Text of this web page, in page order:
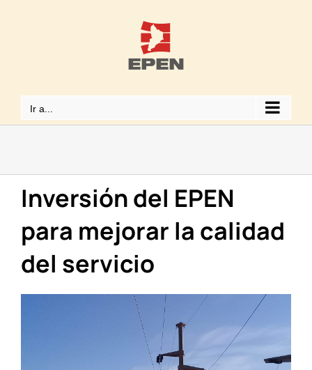
Ir a...
Inversión del EPEN
para mejorar la calidad
del servicio